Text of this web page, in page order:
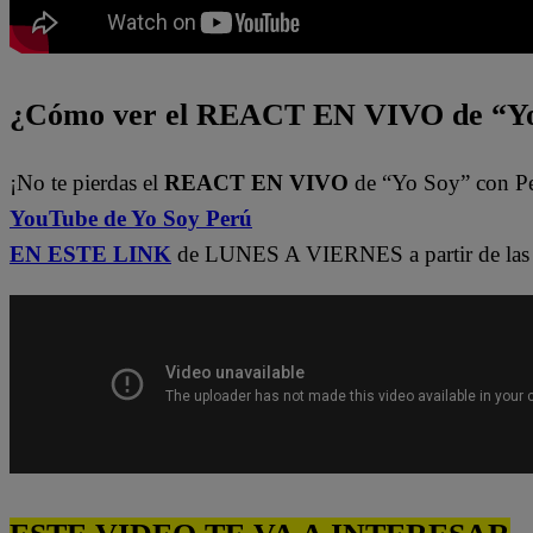
¿Cómo ver el REACT EN VIVO de
¡No te pierdas el REACT EN VIVO de “Yo Soy” con
YouTube de Yo Soy Perú
EN ESTE LINK de LUNES A VIERNES a partir de